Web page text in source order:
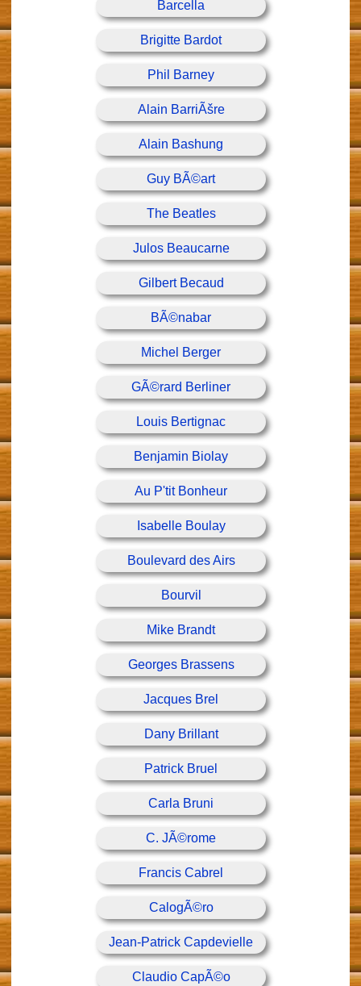
Barcella
Brigitte Bardot
Phil Barney
Alain BarriÃšre
Alain Bashung
Guy BÃ©art
The Beatles
Julos Beaucarne
Gilbert Becaud
BÃ©nabar
Michel Berger
GÃ©rard Berliner
Louis Bertignac
Benjamin Biolay
Au P'tit Bonheur
Isabelle Boulay
Boulevard des Airs
Bourvil
Mike Brandt
Georges Brassens
Jacques Brel
Dany Brillant
Patrick Bruel
Carla Bruni
C. JÃ©rome
Francis Cabrel
CalogÃ©ro
Jean-Patrick Capdevielle
Claudio CapÃ©o